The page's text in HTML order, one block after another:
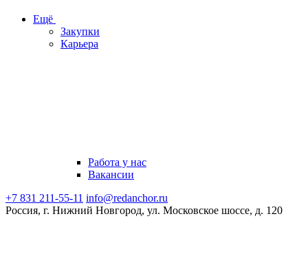
Ещё
Закупки
Карьера
Работа у нас
Вакансии
+7 831 211-55-11 info@redanchor.ru
Россия, г. Нижний Новгород, ул. Московское шоссе, д. 120